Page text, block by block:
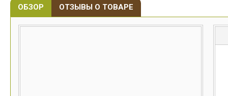
ОБЗОР ОТЗЫВЫ О ТОВАРЕ